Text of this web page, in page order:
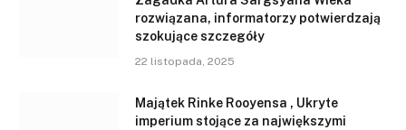
rozwiązana, informatorzy potwierdzają
szokujące szczegóły
22 listopada, 2025
Majątek Rinke Rooyensa , Ukryte
imperium stojące za największymi